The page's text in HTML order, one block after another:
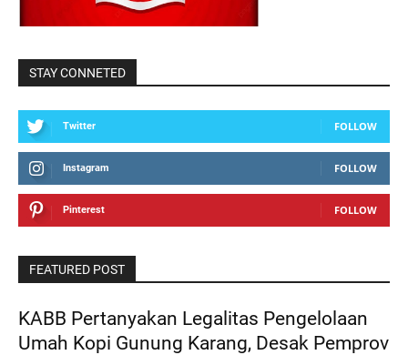
STAY CONNETED
Twitter FOLLOW
Instagram FOLLOW
Pinterest FOLLOW
FEATURED POST
KABB Pertanyakan Legalitas Pengelolaan
Umah Kopi Gunung Karang, Desak Pemprov